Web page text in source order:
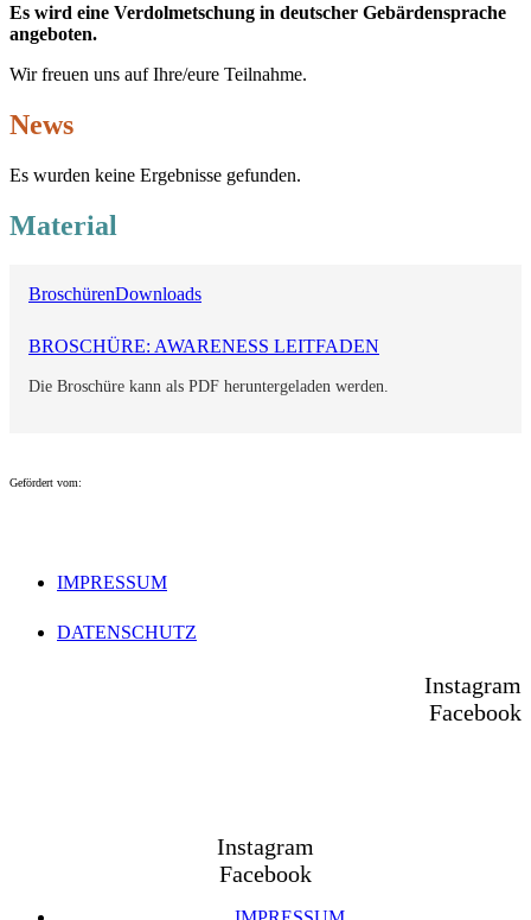
Es wird eine Verdolmetschung in deutscher Gebärdensprache
angeboten.
Wir freuen uns auf Ihre/eure Teilnahme.
News
Es wurden keine Ergebnisse gefunden.
Material
BroschürenDownloads
BROSCHÜRE: AWARENESS LEITFADEN
Die Broschüre kann als PDF heruntergeladen werden.
Gefördert vom:
IMPRESSUM
DATENSCHUTZ
Instagram
Facebook
Instagram
Facebook